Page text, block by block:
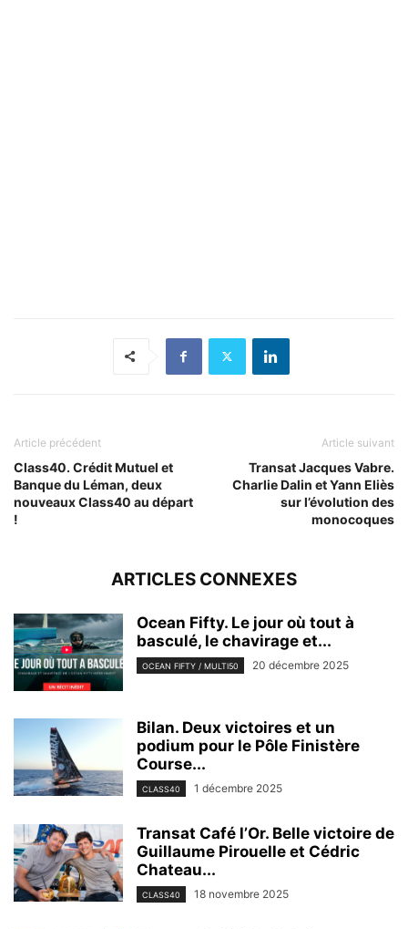
Article précédent
Class40. Crédit Mutuel et
Banque du Léman, deux
nouveaux Class40 au départ
!
Article suivant
Transat Jacques Vabre.
Charlie Dalin et Yann Eliès
sur l’évolution des
monocoques
ARTICLES CONNEXES
Ocean Fifty. Le jour où tout à
basculé, le chavirage et...
OCEAN FIFTY / MULTI50 20 décembre 2025
Bilan. Deux victoires et un
podium pour le Pôle Finistère
Course...
CLASS40 1 décembre 2025
Transat Café l’Or. Belle victoire de
Guillaume Pirouelle et Cédric
Chateau...
CLASS40 18 novembre 2025